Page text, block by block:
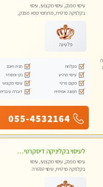
עיסוי מפנק, עיסוי מקצועי, עיסוי
בקלניקה פרטית, מתחמי ספא מפנק,
פלטינה
מקלחת
חניה חינם
עיסוי מרגיע
נקי ומסודר
מקום פרטי
עיסוי מקצועי
תמונה אמיתית
דוברת עיברית
055-4532164
לעיסוי בקליניקה דיסקרטית -בחיפה
עיסוי מפנק, עיסוי מקצועי, עיסוי
בקלניקה פרטית, עיסוי טנטרה